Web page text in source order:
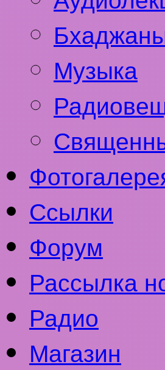
Музыка
Ссылки
Форум
Рассылка
Радио
Магазин